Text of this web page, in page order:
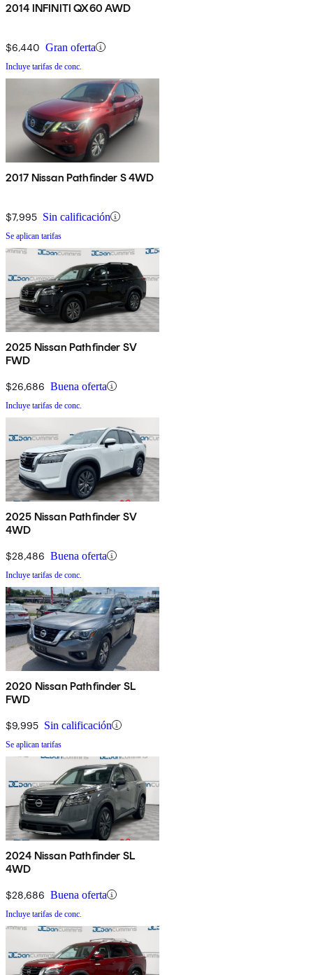
2014 INFINITI QX60 AWD
$6,440 Gran oferta
Incluye tarifas de conc.
2017 Nissan Pathfinder S 4WD
$7,995 Sin calificación
Se aplican tarifas
2025 Nissan Pathfinder SV
FWD
$26,686 Buena oferta
Incluye tarifas de conc.
2025 Nissan Pathfinder SV
4WD
$28,486 Buena oferta
Incluye tarifas de conc.
2020 Nissan Pathfinder SL
FWD
$9,995 Sin calificación
Se aplican tarifas
2024 Nissan Pathfinder SL
4WD
$28,686 Buena oferta
Incluye tarifas de conc.